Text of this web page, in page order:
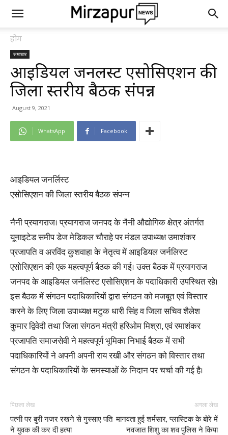
होम
समाचार
आइडियल जनर्लिस्ट एसोसिएशन की
जिला स्तरीय बैठक संपन्न
August 9, 2021
WhatsApp Facebook
आइडियल जनर्लिस्ट
एसोसिएशन की जिला स्तरीय बैठक संपन्न
नैनी प्रयागराज। प्रयागराज जनपद के नैनी औद्योगिक क्षेत्र अंतर्गत
यूनाइटेड समीप डेज मेडिकल चौराहे पर मंडल उपाध्यक्ष उमाशंकर
प्रजापति व अरविंद कुशवाहा के नेतृत्व में आइडियल जर्नलिस्ट
एसोसिएशन की एक महत्वपूर्ण बैठक की गई। उक्त बैठक में प्रयागराज
जनपद के आइडियल जर्नलिस्ट एसोसिएशन के पदाधिकारी उपस्थित रहे।
इस बैठक में संगठन पदाधिकारियों द्वारा संगठन को मजबूत एवं विस्तार
करने के लिए जिला उपाध्यक्ष मटुक धारी सिंह व जिला सचिव शैलेश
कुमार द्विवेदी तथा जिला संगठन मंत्री हरिओम मिश्रा, एवं रमाशंकर
प्रजापति समाजसेवी ने महत्वपूर्ण भूमिका निभाई बैठक में सभी
पदाधिकारियों ने अपनी अपनी राय रखी और संगठन को विस्तार तथा
संगठन के पदाधिकारियों के समस्याओं के निदान पर चर्चा की गई है।
पिछला लेख
पत्नी पर बुरी नजर रखने से गुस्साए पति
ने युवक की कर दी हत्या
अगला लेख
मानवता हुई शर्मसार, प्लास्टिक के बोरे में
नवजात शिशु का शव पुलिस ने किया